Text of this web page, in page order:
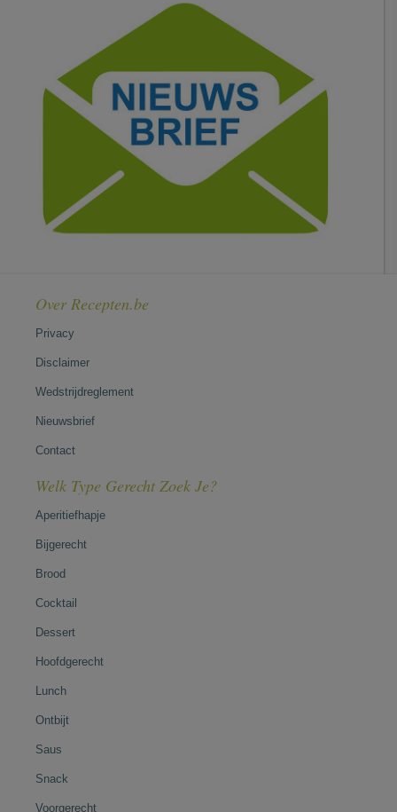
Over Recepten.be
Privacy
Disclaimer
Wedstrijdreglement
Nieuwsbrief
Contact
Welk Type Gerecht Zoek Je?
Aperitiefhapje
Bijgerecht
Brood
Cocktail
Dessert
Hoofdgerecht
Lunch
Ontbijt
Saus
Snack
Voorgerecht